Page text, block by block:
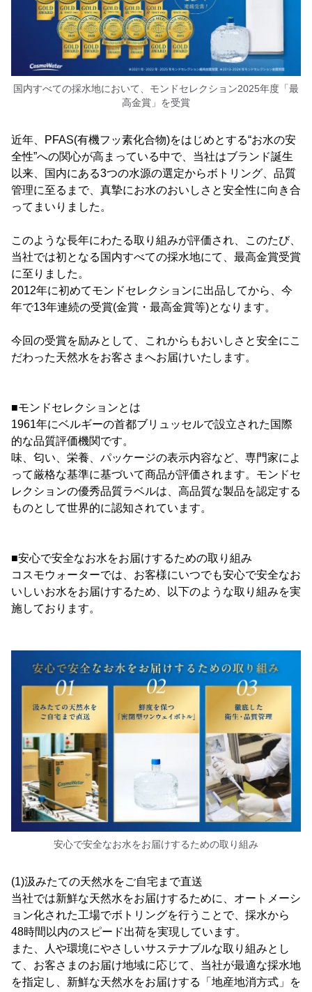
国内すべての採水地において、モンドセレクション2025年度「最
高金賞」を受賞
近年、PFAS(有機フッ素化合物)をはじめとする“お水の安
全性”への関心が高まっている中で、当社はブランド誕生
以来、国内にある3つの水源の選定からボトリング、品質
管理に至るまで、真摯にお水のおいしさと安全性に向き合
ってまいりました。
このような長年にわたる取り組みが評価され、このたび、
当社では初となる国内すべての採水地にて、最高金賞受賞
に至りました。
2012年に初めてモンドセレクションに出品してから、今
年で13年連続の受賞(金賞・最高金賞等)となります。
今回の受賞を励みとして、これからもおいしさと安全にこ
だわった天然水をお客さまへお届けいたします。
■モンドセレクションとは
1961年にベルギーの首都ブリュッセルで設立された国際
的な品質評価機関です。
味、匂い、栄養、パッケージの表示内容など、専門家によ
って厳格な基準に基づいて商品が評価されます。モンドセ
レクションの優秀品質ラベルは、高品質な製品を認定する
ものとして世界的に認知されています。
■安心で安全なお水をお届けするための取り組み
コスモウォーターでは、お客様にいつでも安心で安全なお
いしいお水をお届けするため、以下のような取り組みを実
施しております。
安心で安全なお水をお届けするための取り組み
(1)汲みたての天然水をご自宅まで直送
当社では新鮮な天然水をお届けするために、オートメーシ
ョン化された工場でボトリングを行うことで、採水から
48時間以内のスピード出荷を実現しています。
また、人や環境にやさしいサステナブルな取り組みとし
て、お客さまのお届け地域に応じて、当社が最適な採水地
を指定し、新鮮な天然水をお届けする「地産地消方式」を